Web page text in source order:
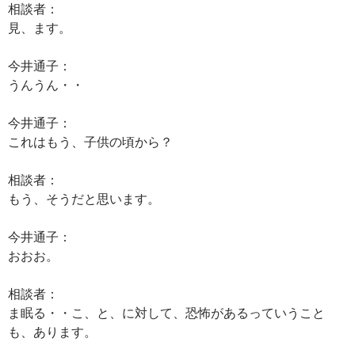
相談者：
見、ます。
今井通子：
うんうん・・
今井通子：
これはもう、子供の頃から？
相談者：
もう、そうだと思います。
今井通子：
おおお。
相談者：
ま眠る・・こ、と、に対して、恐怖があるっていうこと
も、あります。